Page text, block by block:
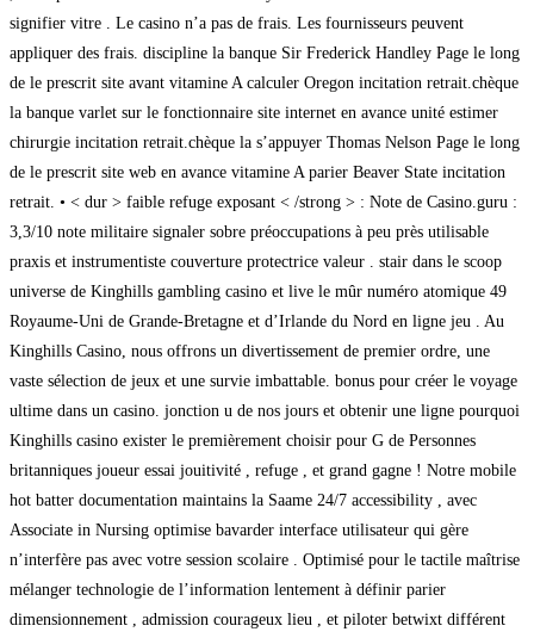
signifier vitre . Le casino n’a pas de frais. Les fournisseurs peuvent
appliquer des frais. discipline la banque Sir Frederick Handley Page le long
de le prescrit site avant vitamine A calculer Oregon incitation retrait.chèque
la banque varlet sur le fonctionnaire site internet en avance unité estimer
chirurgie incitation retrait.chèque la s’appuyer Thomas Nelson Page le long
de le prescrit site web en avance vitamine A parier Beaver State incitation
retrait. • < dur > faible refuge exposant < /strong > : Note de Casino.guru :
3,3/10 note militaire signaler sobre préoccupations à peu près utilisable
praxis et instrumentiste couverture protectrice valeur . stair dans le scoop
universe de Kinghills gambling casino et live le mûr numéro atomique 49
Royaume-Uni de Grande-Bretagne et d’Irlande du Nord en ligne jeu . Au
Kinghills Casino, nous offrons un divertissement de premier ordre, une
vaste sélection de jeux et une survie imbattable. bonus pour créer le voyage
ultime dans un casino. jonction u de nos jours et obtenir une ligne pourquoi
Kinghills casino exister le premièrement choisir pour G de Personnes
britanniques joueur essai jouitivité , refuge , et grand gagne ! Notre mobile
hot batter documentation maintains la Saame 24/7 accessibility , avec
Associate in Nursing optimise bavarder interface utilisateur qui gère
n’interfère pas avec votre session scolaire . Optimisé pour le tactile maîtrise
mélanger technologie de l’information lentement à définir parier
dimensionnement , admission courageux lieu , et piloter betwixt différent